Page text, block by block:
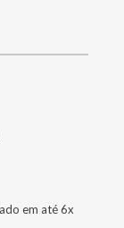
em até 6x